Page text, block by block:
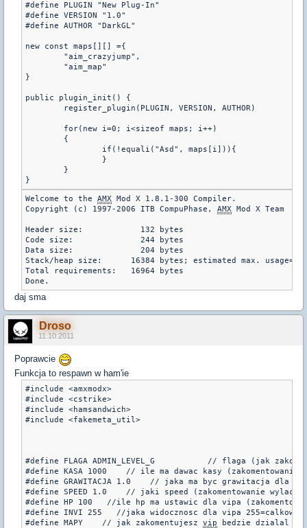
#define PLUGIN "New Plug-In"
#define VERSION "1.0"
#define AUTHOR "DarkGL"
new const maps[][] ={
}
public plugin_init() {
Welcome to the AMX Mod X 1.8.1-300 Compiler.
Copyright (c) 1997-2006 ITB CompuPhase, AMX Mod X Team
Header size:            132 bytes
Code size:              244 bytes
Data size:              204 bytes
Stack/heap size:      16384 bytes; estimated max.
Total requirements:   16964 bytes
daj sma
Droso
11.10.2011
Poprawcie
Funkcja to respawn w ham'ie
#include <amxmodx>
#include <cstrike>
#include <hamsandwich>
#include <fakemeta_util>
#define FLAGA ADMIN_LEVEL_G           // flaga (jak
#define KASA 1000    // ile ma dawac kasy (zakomentowanie
#define GRAWITACJA 1.0    // jaka ma byc grawitacja dla
#define SPEED 1.0    // jaki speed (zakomentowanie
#define HP 100   //ile hp ma ustawic dla vipa
#define INVI 255   //jaka widocznosc dla vipa 255=calkowita
#define MAPY    // jak zakomentujesz vip bedzie dzialal na